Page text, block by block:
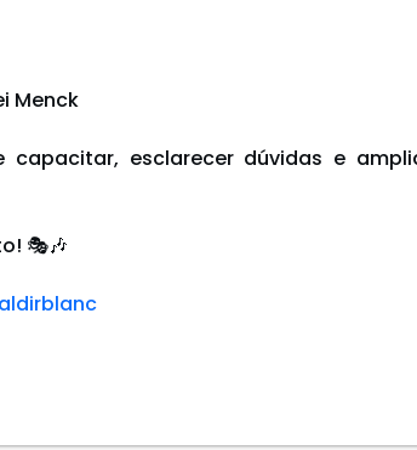
Menck
capacitar, esclarecer dúvidas e
🎭🎶